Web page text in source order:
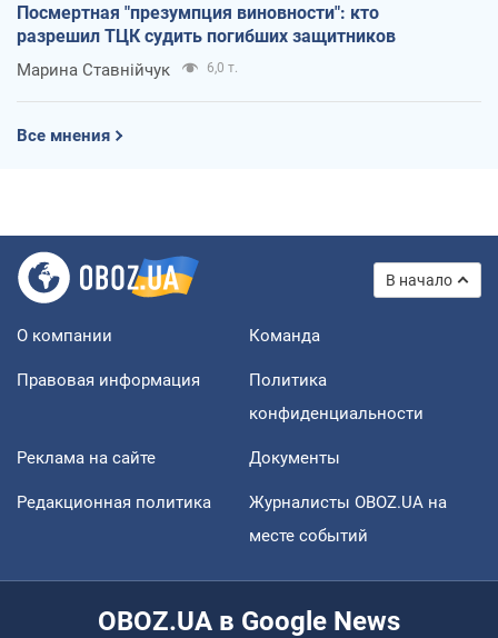
Посмертная "презумпция виновности": кто
разрешил ТЦК судить погибших защитников
Марина Ставнійчук 6,0 т.
Все мнения
В начало
О компании Команда
Правовая информация
Политика
конфиденциальности
Реклама на сайте Документы
Редакционная политика
Журналисты OBOZ.UA на
месте событий
OBOZ.UA в Google News